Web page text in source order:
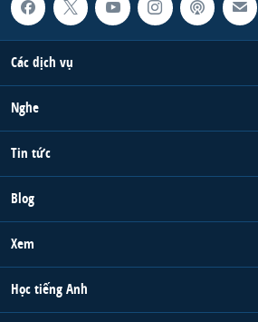
Các dịch vụ
Nghe
Tin tức
Blog
Xem
Học tiếng Anh